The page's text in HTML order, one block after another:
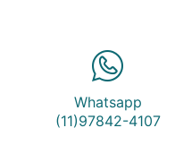
Whatsapp
(11)97842-4107